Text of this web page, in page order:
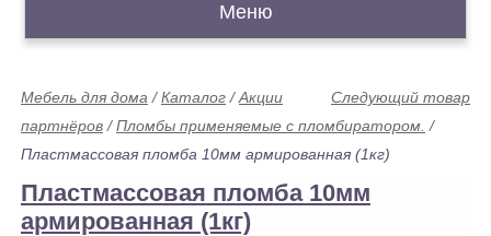
Меню
Следующий товар
Мебель для дома /Каталог /Акции
партнёров /Пломбы применяемые с пломбиратором. /
Пластмассовая пломба 10мм армированная (1кг)
Пластмассовая пломба 10мм
армированная (1кг)